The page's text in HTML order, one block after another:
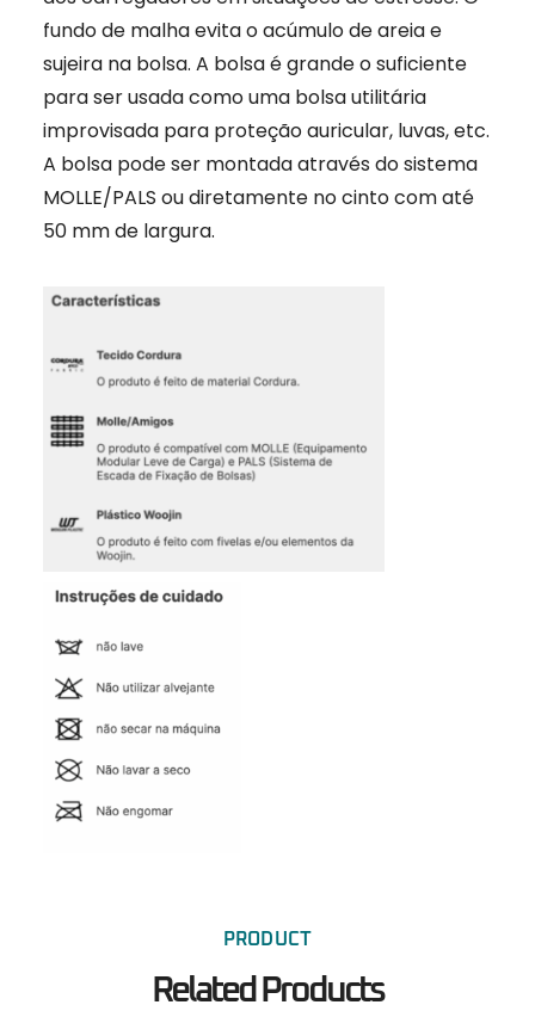
fundo de malha evita o acúmulo de areia e
sujeira na bolsa. A bolsa é grande o suficiente
para ser usada como uma bolsa utilitária
improvisada para proteção auricular, luvas, etc.
A bolsa pode ser montada através do sistema
MOLLE/PALS ou diretamente no cinto com até
50 mm de largura.
PRODUCT
Related Products